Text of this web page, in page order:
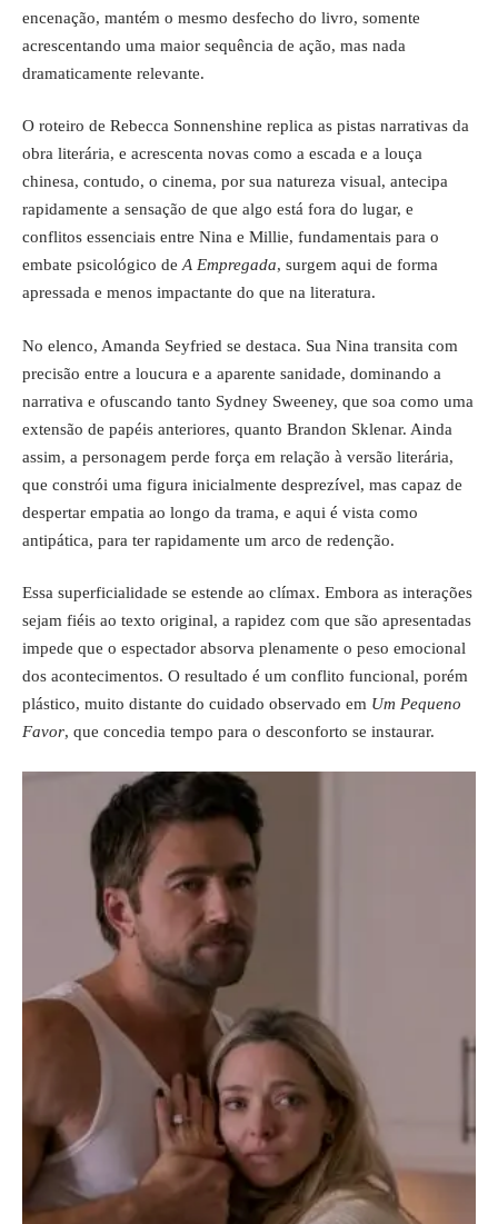
encenação, mantém o mesmo desfecho do livro, somente
acrescentando uma maior sequência de ação, mas nada
dramaticamente relevante.
O roteiro de Rebecca Sonnenshine replica as pistas narrativas da
obra literária, e acrescenta novas como a escada e a louça
chinesa, contudo, o cinema, por sua natureza visual, antecipa
rapidamente a sensação de que algo está fora do lugar, e
conflitos essenciais entre Nina e Millie, fundamentais para o
embate psicológico de A Empregada, surgem aqui de forma
apressada e menos impactante do que na literatura.
No elenco, Amanda Seyfried se destaca. Sua Nina transita com
precisão entre a loucura e a aparente sanidade, dominando a
narrativa e ofuscando tanto Sydney Sweeney, que soa como uma
extensão de papéis anteriores, quanto Brandon Sklenar. Ainda
assim, a personagem perde força em relação à versão literária,
que constrói uma figura inicialmente desprezível, mas capaz de
despertar empatia ao longo da trama, e aqui é vista como
antipática, para ter rapidamente um arco de redenção.
Essa superficialidade se estende ao clímax. Embora as interações
sejam fiéis ao texto original, a rapidez com que são apresentadas
impede que o espectador absorva plenamente o peso emocional
dos acontecimentos. O resultado é um conflito funcional, porém
plástico, muito distante do cuidado observado em Um Pequeno
Favor, que concedia tempo para o desconforto se instaurar.